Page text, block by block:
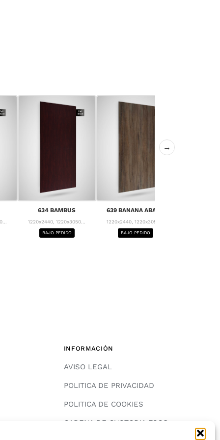
634 BAMBUS
1220x2440, 1220x3050...
BAJO PEDIDO
639 BANANA ABACA
1220x2440, 1220x3050...
BAJO PEDIDO
→
INFORMACIÓN
AVISO LEGAL
POLITICA DE PRIVACIDAD
POLITICA DE COOKIES
CADENA DE CUSTODIA FSC®